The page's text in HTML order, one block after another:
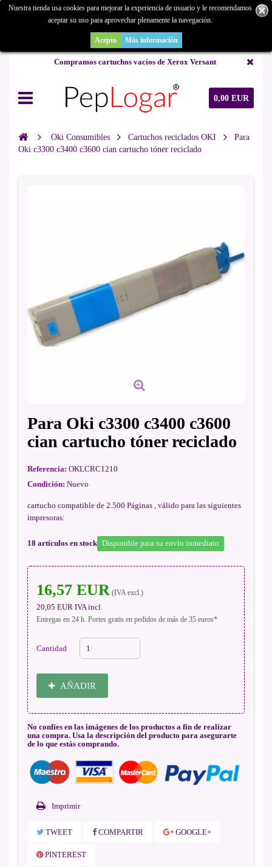
¿Buscas un repuesto de copiadora o buscas una de ocasión y no la
encuentras? Consúltanos.
Compramos cartuchos vacíos de Xerox Versant
0,00 EUR
Nuestra tienda usa cookies para mejorar la experiencia de usuario y le recomendamos
aceptar su uso para aprovechar plenamente la navegación.
Acepto Más información
Oki Consumibles Cartuchos reciclados OKI
Para
Oki c3300 c3400 c3600 cian cartucho tóner reciclado
Para Oki c3300 c3400 c3600
cian cartucho tóner reciclado
Referencia: OKLCRC1210
Condición: Nuevo
cartucho compatible de 2.500 Páginas , válido para las siguientes
impresoras:
18 artículos en stock Disponible para su envío inmediato
16,57 EUR (IVA excl.)
20,05 EUR IVA incl.
Entregas en 24 h. Portes gratis en pedidos de más de 35 euros*
Cantidad
AÑADIR
No confíes en las imágenes de los productos a fin de realizar
una compra. Usa la descripción del producto para asegurarte
de lo que estás comprando.
Imprimir
TWEET COMPARTIR GOOGLE+
PINTEREST